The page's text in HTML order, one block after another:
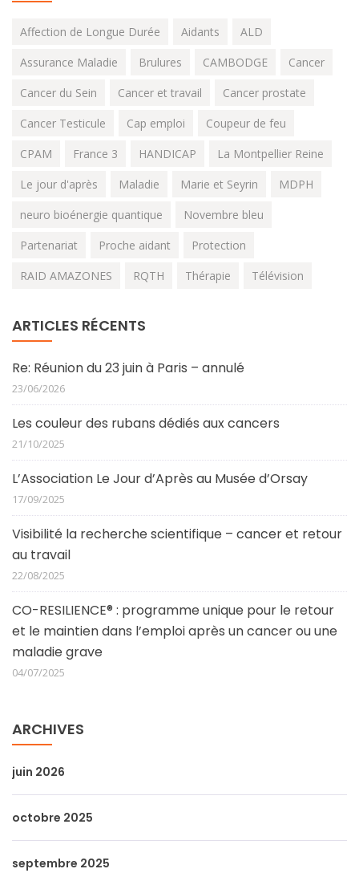
Affection de Longue Durée Aidants
ALD
Assurance Maladie
Brulures CAMBODGE
Cancer
Cancer du Sein
Cancer et travail
Cancer prostate
Cancer Testicule
Cap emploi
Coupeur de feu
CPAM
France 3 HANDICAP
La Montpellier Reine
Le jour d'après
Maladie Marie et Seyrin
MDPH
neuro bioénergie quantique
Novembre bleu
Partenariat
Proche aidant
Protection
RAID AMAZONES
RQTH Thérapie Télévision
ARTICLES RÉCENTS
Re: Réunion du 23 juin à Paris – annulé
23/06/2026
Les couleur des rubans dédiés aux cancers
21/10/2025
L’Association Le Jour d’Après au Musée d’Orsay
17/09/2025
Visibilité la recherche scientifique – cancer et retour
au travail
22/08/2025
CO-RESILIENCE® : programme unique pour le retour
et le maintien dans l’emploi après un cancer ou une
maladie grave
04/07/2025
ARCHIVES
juin 2026
octobre 2025
septembre 2025